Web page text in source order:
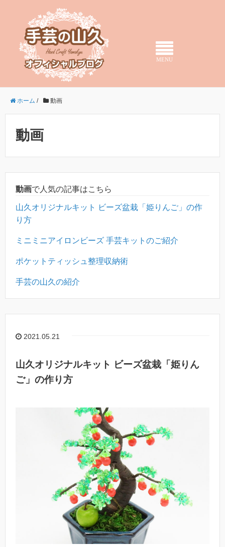
MENU
ホーム / 動画
動画
動画で人気の記事はこちら
山久オリジナルキット ビーズ盆栽「姫りんご」の作
り方
ミニミニアイロンビーズ 手芸キットのご紹介
ポケットティッシュ整理収納術
手芸の山久の紹介
2021.05.21
山久オリジナルキット ビーズ盆栽「姫りん
ご」の作り方